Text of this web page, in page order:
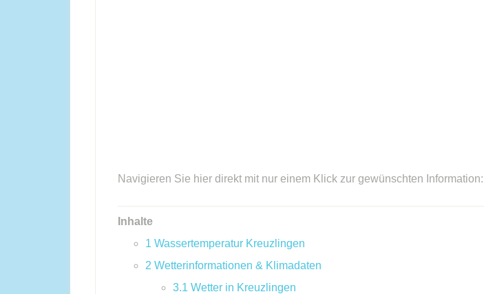
Navigieren Sie hier direkt mit nur einem Klick zur gewünschten Information:
Inhalte
1 Wassertemperatur Kreuzlingen
2 Wetterinformationen & Klimadaten
3.1 Wetter in Kreuzlingen